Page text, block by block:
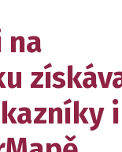
na
i